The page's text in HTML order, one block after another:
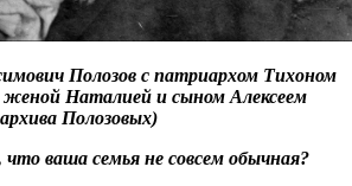
Полозов с патриархом Тихоном
женой Наталией и сыном Алексеем
Полозовых)
что ваша семья не совсем обычная?